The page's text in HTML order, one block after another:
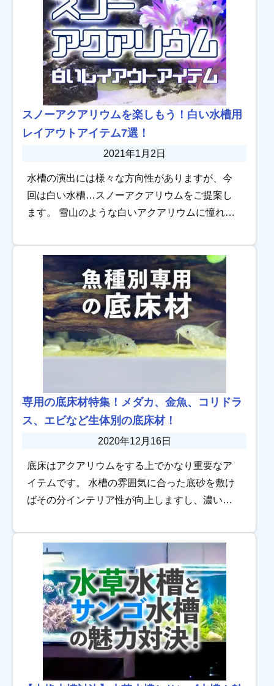
スノーアクアリウムを楽しもう！白い水槽用
レイアウトアイテム7選！
2021年1月2日
水槽の演出には様々な方向性がありますが、今
回は白い水槽…スノーアクアリウムをご提案し
ます。 雪山のような白いアクアリウムに憧れを
アリウムアイテムも数多く販売されています。
今回は、 […]
専用の底床材特集！メダカ、金魚、コリドラ
ス、エビなど生体別の底床材！
2020年12月16日
底床はアクアリウムをする上でかなり重要なア
イテムです。 水槽の雰囲気に合った底砂を敷け
ばその分インテリア性が向上しますし、濃い色
にも水質維持に重要なバクテリアの住処になる
など多 […]